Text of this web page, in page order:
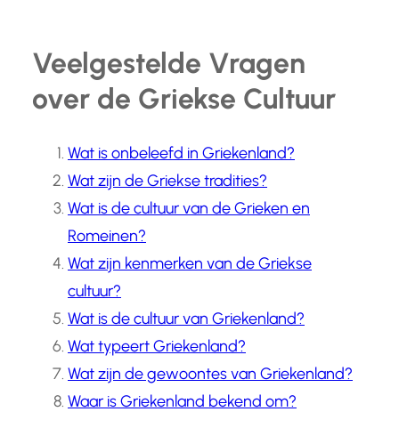
Veelgestelde Vragen
over de Griekse Cultuur
Wat is onbeleefd in Griekenland?
Wat zijn de Griekse tradities?
Wat is de cultuur van de Grieken en
Romeinen?
Wat zijn kenmerken van de Griekse
cultuur?
Wat is de cultuur van Griekenland?
Wat typeert Griekenland?
Wat zijn de gewoontes van Griekenland?
Waar is Griekenland bekend om?